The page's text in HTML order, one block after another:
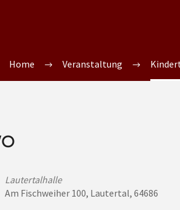
Home Veranstaltung
Lautertalhalle
Am Fischweiher 100, Lautertal, 64686